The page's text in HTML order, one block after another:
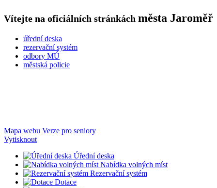
Vítejte na oficiálních stránkách města Jaroměř
úřední deska
rezervační systém
odbory MÚ
městská policie
Mapa webu Verze pro seniory
Vytisknout
Úřední deska
Nabídka volných míst
Rezervační systém
Dotace